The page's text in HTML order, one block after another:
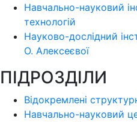
Навчально-науковий
технологій
Науково-дослідний
О. Алексеєвої
ПІДРОЗДІЛИ
Відокремлені
Навчально-науковий